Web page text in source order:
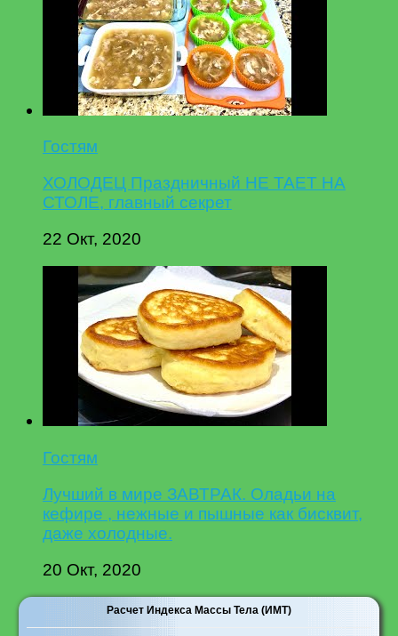
Гостям
ХОЛОДЕЦ Праздничный НЕ ТАЕТ НА
СТОЛЕ, главный секрет
22 Окт, 2020
Гостям
Лучший в мире ЗАВТРАК. Оладьи на
кефире , нежные и пышные как бисквит,
даже холодные.
20 Окт, 2020
Расчет Индекса Массы Тела (ИМТ)